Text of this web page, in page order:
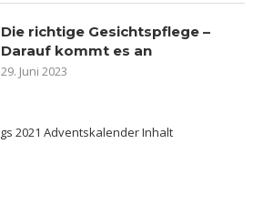
Die richtige Gesichtspflege –
Darauf kommt es an
29. Juni 2023